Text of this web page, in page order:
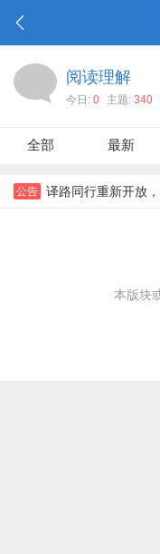
阅读理解
今日: 0 主题: 340
全部 最新
公告 译路同行重新开放
本版块